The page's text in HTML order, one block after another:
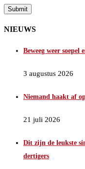
NIEUWS
Beweeg weer
3 augustus 2026
Niemand haakt af
21 juli 2026
Dit zijn de leukste
dertigers